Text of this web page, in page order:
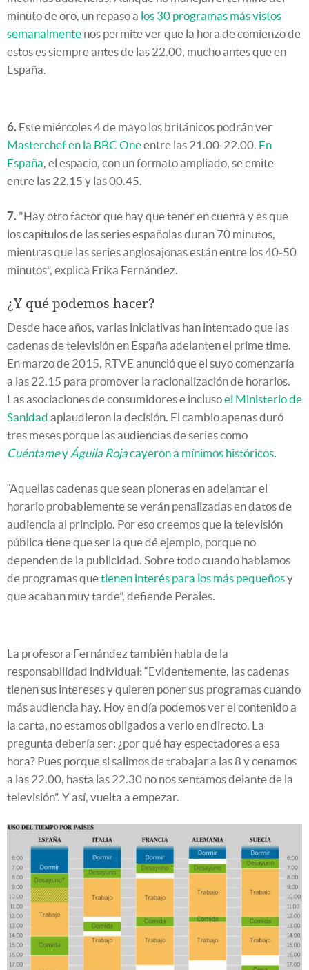
minuto de oro, un repaso a los 30 programas más vistos
semanalmente nos permite ver que la hora de comienzo de
estos es siempre antes de las 22.00, mucho antes que en
España.
6. Este miércoles 4 de mayo los británicos podrán ver
Masterchef en la BBC Oneentre las 21.00-22.00. En
España, el espacio, con un formato ampliado, se emite
entre las 22.15 y las 00.45.
7. "Hay otro factor que hay que tener en cuenta y es que
los capítulos de las series españolas duran 70 minutos,
mientras que las series anglosajonas están entre los 40-50
minutos”, explica Erika Fernández.
¿Y qué podemos hacer?
Desde hace años, varias iniciativas han intentado que las
cadenas de televisión en España adelanten el prime time.
En marzo de 2015, RTVE anunció que el suyo comenzaría
a las 22.15 para promover la racionalización de horarios.
Las asociaciones de consumidores e inclusoel Ministerio de
Sanidad aplaudieron la decisión. El cambio apenas duró
tres meses porque las audiencias de series como
Cuéntamey Águila Rojacayeron a mínimos históricos.
“Aquellas cadenas que sean pioneras en adelantar el
horario probablemente se verán penalizadas en datos de
audiencia al principio. Por eso creemos que la televisión
pública tiene que ser la que dé ejemplo, porque no
dependen de la publicidad. Sobre todo cuando hablamos
de programas quetienen interés para los más pequeñosy
que acaban muy tarde”, defiende Perales.
La profesora Fernández también habla de la
responsabilidad individual: “Evidentemente, las cadenas
tienen sus intereses y quieren poner sus programas cuando
más audiencia hay. Hoy en día podemos ver el contenido a
la carta, no estamos obligados a verlo en directo. La
pregunta debería ser: ¿por qué hay espectadores a esa
hora? Pues porque si salimos de trabajar a las 8 y cenamos
a las 22.00, hasta las 22.30 no nos sentamos delante de la
televisión”. Y así, vuelta a empezar.